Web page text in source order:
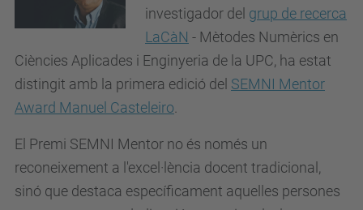
investigador del grup de recerca
LaCàN - Mètodes Numèrics en
Ciències Aplicades i Enginyeria de la UPC, ha estat
distingit amb la primera edició del SEMNI Mentor
Award Manuel Casteleiro
El Premi SEMNI Mentor no és només un
reconeixement a l'excel·lència docent tradicional,
sinó que destaca específicament aquelles persones